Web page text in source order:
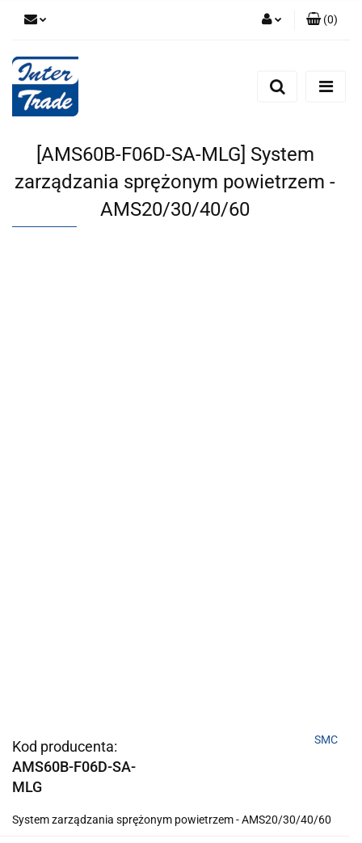
Zarejestruj się
(0)
[AMS60B-F06D-SA-MLG] System
zarządzania sprężonym powietrzem -
AMS20/30/40/60
Kod producenta:
AMS60B-F06D-SA-
MLG
SMC
System zarządzania sprężonym powietrzem - AMS20/30/40/60